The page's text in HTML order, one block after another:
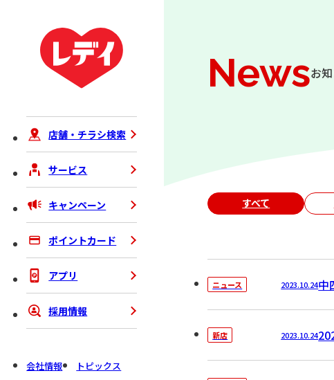
店舗・チラシ検索
サービス
キャンペーン
ポイントカード
アプリ
採用情報
会社情報 トピックス
Newsお
すべて
ニュース 2023.10.24中
新店 2023.10.24